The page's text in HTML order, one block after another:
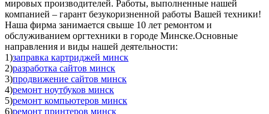
мировых производителей. Работы, выполненные нашей
компанией – гарант безукоризненной работы Вашей техники!
Наша фирма занимается свыше 10 лет ремонтом и
обслуживанием оргтехники в городе Минске.Основные
направления и виды нашей деятельности:
1)заправка картриджей минск
2)разработка сайтов минск
3)продвижение сайтов минск
4)ремонт ноутбуков минск
5)ремонт компьютеров минск
6)ремонт принтеров минск